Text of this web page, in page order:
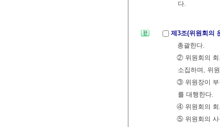
다.
제3조(위원회의
총괄한다.
② 위원회의 회
소집하며, 위
③ 위원장이 부
를 대행한다.
④ 위원회의 회
⑤ 위원회의 사